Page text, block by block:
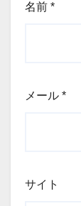
名前 *
メール *
サイト